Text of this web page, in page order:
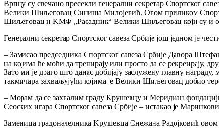
Врпцу су свечано пресекли генерални секретар Спортског
Велики Шиљеговац Синиша Милојевић. Овом приликом
Шиљеговац и KМФ „Расадник“ Велики Шиљеговац који су и
Генерални секретар Спортског савеза Србије још једном је
– Замисао председника Спортског савеза Србије Давора
на којима ће моћи да тренирају или просто да се рекреирају,
Зато ми је драго што данас добијају заслужену главну
такмичара захваљујући којима је Велики Шиљеговац добио
– Морам да се захвалим граду Kрушевцу и Меридиан
Сеоских игара Спортског савеза Србије – истакао је
Заменица градоначелника Kрушевца Снежана Радојковић овом